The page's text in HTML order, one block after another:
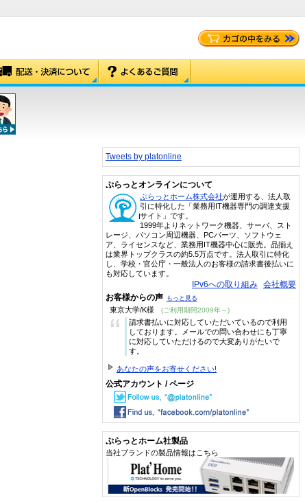
Tweets by platonline
ぷらっとオンラインについて
ぷらっとホーム株式会社が運用する、法人取
引に特化した「業務用IT機器専門の調達支援
サイト」です。
1999年よりネットワーク機器、サーバ、スト
レージ、パソコン周辺機器、PCパーツ、ソフトウェ
ア、ライセンスなど、業務用IT機器中心に販売。品揃え
は業界トップクラスの約5.5万点です。法人取引に特化
し、学校・官公庁・一般法人のお客様の請求書後払いに
も対応しています。
IPv6への取り組み 会社概要
お客様からの声 もっと見る
東京大学/K様 (ご利用期間2009年～)
“
請求書払いに対応していただいているので利用
しております。メールでの問い合わせにも丁寧
に対応していただけるので大変ありがたいで
す。
あなたの声をお寄せください!
公式アカウント / ページ
ぷらっとホーム社製品
当社ブランドの製品情報はこちら